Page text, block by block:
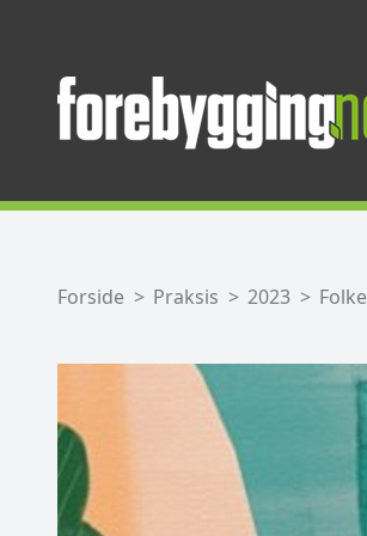
Forside Praksis 2023